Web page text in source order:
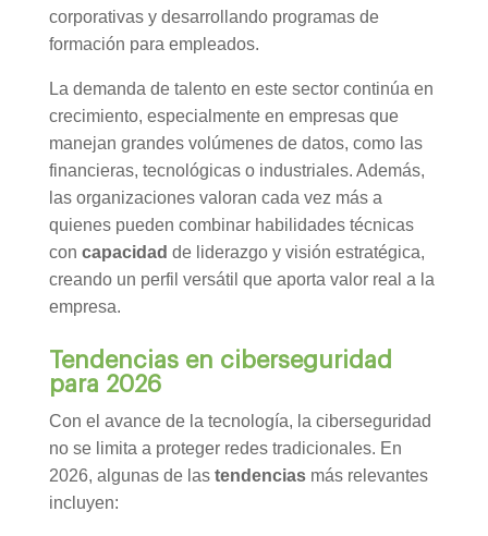
corporativas y desarrollando programas de
formación para empleados.
La demanda de talento en este sector continúa en
crecimiento, especialmente en empresas que
manejan grandes volúmenes de datos, como las
financieras, tecnológicas o industriales. Además,
las organizaciones valoran cada vez más a
quienes pueden combinar habilidades técnicas
con capacidad de liderazgo y visión estratégica,
creando un perfil versátil que aporta valor real a la
empresa.
Tendencias en ciberseguridad
para 2026
Con el avance de la tecnología, la ciberseguridad
no se limita a proteger redes tradicionales. En
2026, algunas de las tendenciasmás relevantes
incluyen: